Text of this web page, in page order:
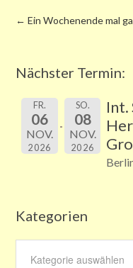
← Ein Wochenende mal
Nächster Termin:
FR.
06
NOV.
2026
SO.
08
NOV.
2026
Int.
Kategorien